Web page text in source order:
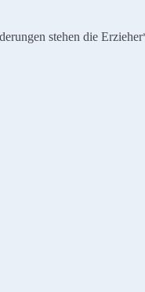
stehen die